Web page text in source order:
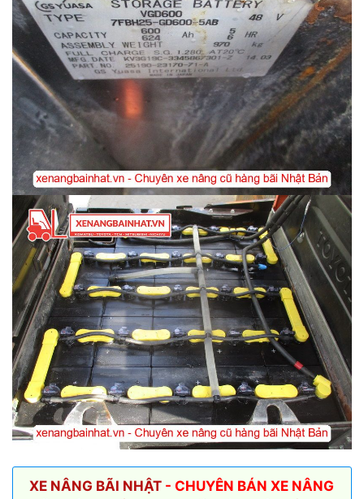
XE NÂNG BÃI NHẬT - CHUYÊN BÁN XE NÂNG